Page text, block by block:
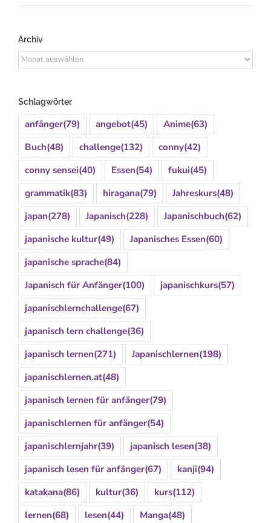
Archiv
Archiv
Schlagwörter
anfänger(79) angebot(45) Anime(63)
Buch(48) challenge(132) conny(42)
conny sensei(40) Essen(54) fukui(45)
grammatik(83) hiragana(79) Jahreskurs(48)
japan(278) Japanisch(228) Japanischbuch(62)
japanische kultur(49) Japanisches Essen(60)
japanische sprache(84)
Japanisch für Anfänger(100) japanischkurs(57)
japanischlernchallenge(67)
japanisch lern challenge(36)
japanisch lernen(271) Japanischlernen(198)
japanischlernen.at(48)
japanisch lernen für anfänger(79)
japanischlernen für anfänger(54)
japanischlernjahr(39) japanisch lesen(38)
japanisch lesen für anfänger(67) kanji(94)
katakana(86) kultur(36) kurs(112)
lernen(68) lesen(44) Manga(48)